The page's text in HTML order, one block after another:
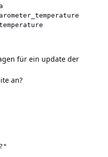
für ein update der
an?